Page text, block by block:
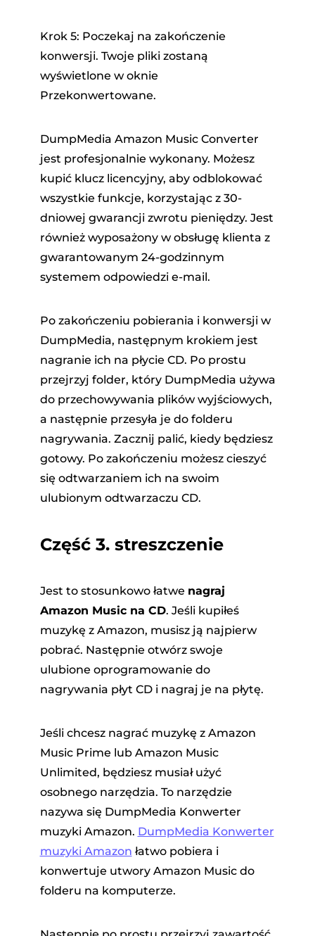
Krok 5: Poczekaj na zakończenie
konwersji. Twoje pliki zostaną
wyświetlone w oknie
Przekonwertowane.
DumpMedia Amazon Music Converter
jest profesjonalnie wykonany. Możesz
kupić klucz licencyjny, aby odblokować
wszystkie funkcje, korzystając z 30-
dniowej gwarancji zwrotu pieniędzy. Jest
również wyposażony w obsługę klienta z
gwarantowanym 24-godzinnym
systemem odpowiedzi e-mail.
Po zakończeniu pobierania i konwersji w
DumpMedia, następnym krokiem jest
nagranie ich na płycie CD. Po prostu
przejrzyj folder, który DumpMedia używa
do przechowywania plików wyjściowych,
a następnie przesyła je do folderu
nagrywania. Zacznij palić, kiedy będziesz
gotowy. Po zakończeniu możesz cieszyć
się odtwarzaniem ich na swoim
ulubionym odtwarzaczu CD.
Część 3. streszczenie
Jest to stosunkowo łatwe nagraj
Amazon Music na CD. Jeśli kupiłeś
muzykę z Amazon, musisz ją najpierw
pobrać. Następnie otwórz swoje
ulubione oprogramowanie do
nagrywania płyt CD i nagraj je na płytę.
Jeśli chcesz nagrać muzykę z Amazon
Music Prime lub Amazon Music
Unlimited, będziesz musiał użyć
osobnego narzędzia. To narzędzie
nazywa się DumpMedia Konwerter
muzyki Amazon. DumpMedia Konwerter
muzyki Amazon łatwo pobiera i
konwertuje utwory Amazon Music do
folderu na komputerze.